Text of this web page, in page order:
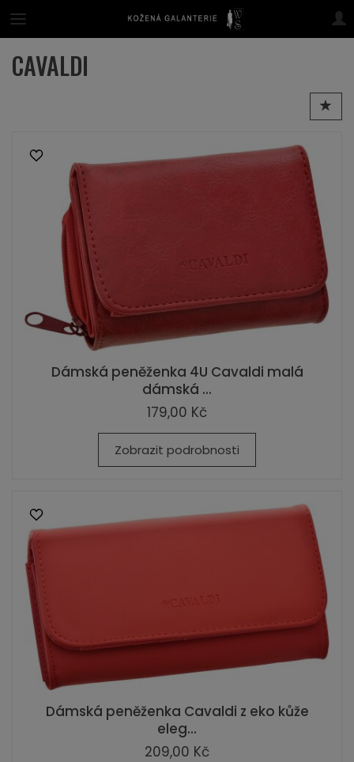
CAVALDI
Dámská peněženka 4U Cavaldi malá
dámská ...
179,00 Kč
Zobrazit podrobnosti
Dámská peněženka Cavaldi z eko kůže
eleg...
209,00 Kč